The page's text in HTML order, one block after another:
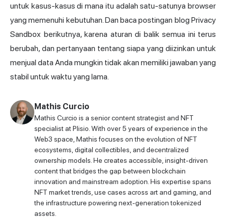
untuk kasus-kasus di mana itu adalah satu-satunya browser
yang memenuhi kebutuhan. Dan baca postingan blog Privacy
Sandbox berikutnya, karena aturan di balik semua ini terus
berubah, dan pertanyaan tentang siapa yang diizinkan untuk
menjual data Anda mungkin tidak akan memiliki jawaban yang
stabil untuk waktu yang lama.
Mathis Curcio
Mathis Curcio is a senior content strategist and NFT
specialist at Plisio. With over 5 years of experience in the
Web3 space, Mathis focuses on the evolution of NFT
ecosystems, digital collectibles, and decentralized
ownership models. He creates accessible, insight-driven
content that bridges the gap between blockchain
innovation and mainstream adoption. His expertise spans
NFT market trends, use cases across art and gaming, and
the infrastructure powering next-generation tokenized
assets.